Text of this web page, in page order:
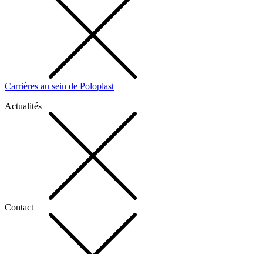
Carrières au sein de Poloplast
Actualités
Contact